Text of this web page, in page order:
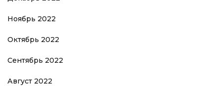
Ноябрь 2022
Октябрь 2022
Сентябрь 2022
Август 2022